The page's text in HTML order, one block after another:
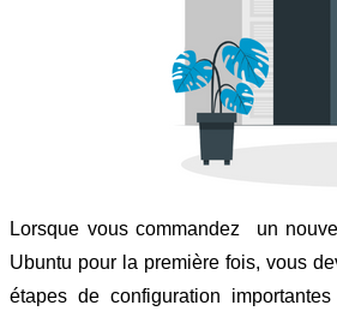
Lorsque vous commandez  un
Ubuntu pour la première fois, vous
étapes de configuration